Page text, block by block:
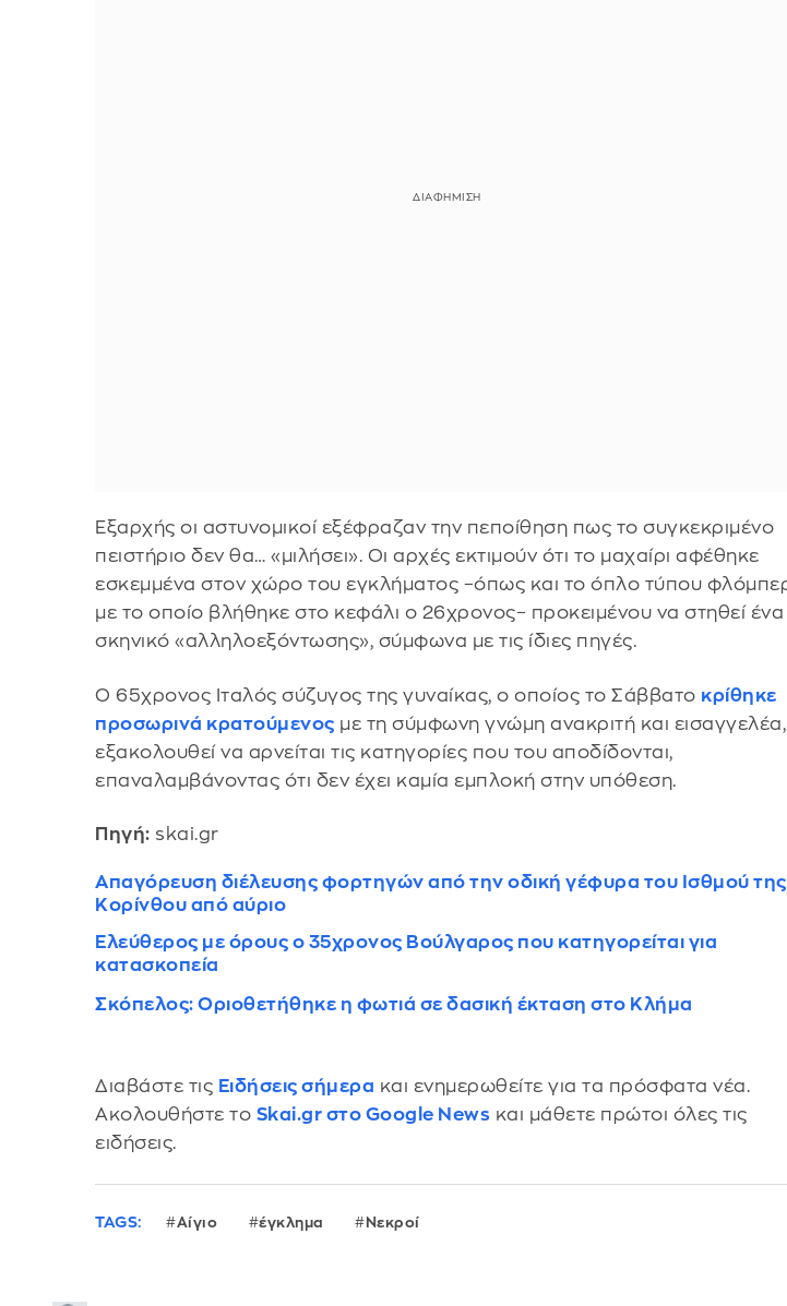
Εξαρχής οι αστυνομικοί εξέφραζαν την πεποίθηση πως το συγκεκριμένο
πειστήριο δεν θα… «μιλήσει». Οι αρχές εκτιμούν ότι το μαχαίρι αφέθηκε
εσκεμμένα στον χώρο του εγκλήματος –όπως και το όπλο τύπου
με το οποίο βλήθηκε στο κεφάλι ο 26χρονος– προκειμένου να στηθεί ένα
σκηνικό «αλληλοεξόντωσης», σύμφωνα με τις ίδιες πηγές.
Ο 65χρονος Ιταλός σύζυγος της γυναίκας, ο οποίος το Σάββατο κρίθηκε
προσωρινά κρατούμενος με τη σύμφωνη γνώμη ανακριτή και εισαγγελέα,
εξακολουθεί να αρνείται τις κατηγορίες που του αποδίδονται,
επαναλαμβάνοντας ότι δεν έχει καμία εμπλοκή στην υπόθεση.
Πηγή: skai.gr
Απαγόρευση διέλευσης φορτηγών από την οδική γέφυρα του Ισθμού της
Κορίνθου από αύριο
Ελεύθερος με όρους ο 35χρονος Βούλγαρος που κατηγορείται για
κατασκοπεία
Σκόπελος: Οριοθετήθηκε η φωτιά σε δασική έκταση στο Κλήμα
Διαβάστε τις Ειδήσεις σήμερα και ενημερωθείτε για τα πρόσφατα νέα.
Ακολουθήστε το Skai.gr στο Google News και μάθετε πρώτοι όλες τις
ειδήσεις.
TAGS: Αίγιο έγκλημα Νεκροί